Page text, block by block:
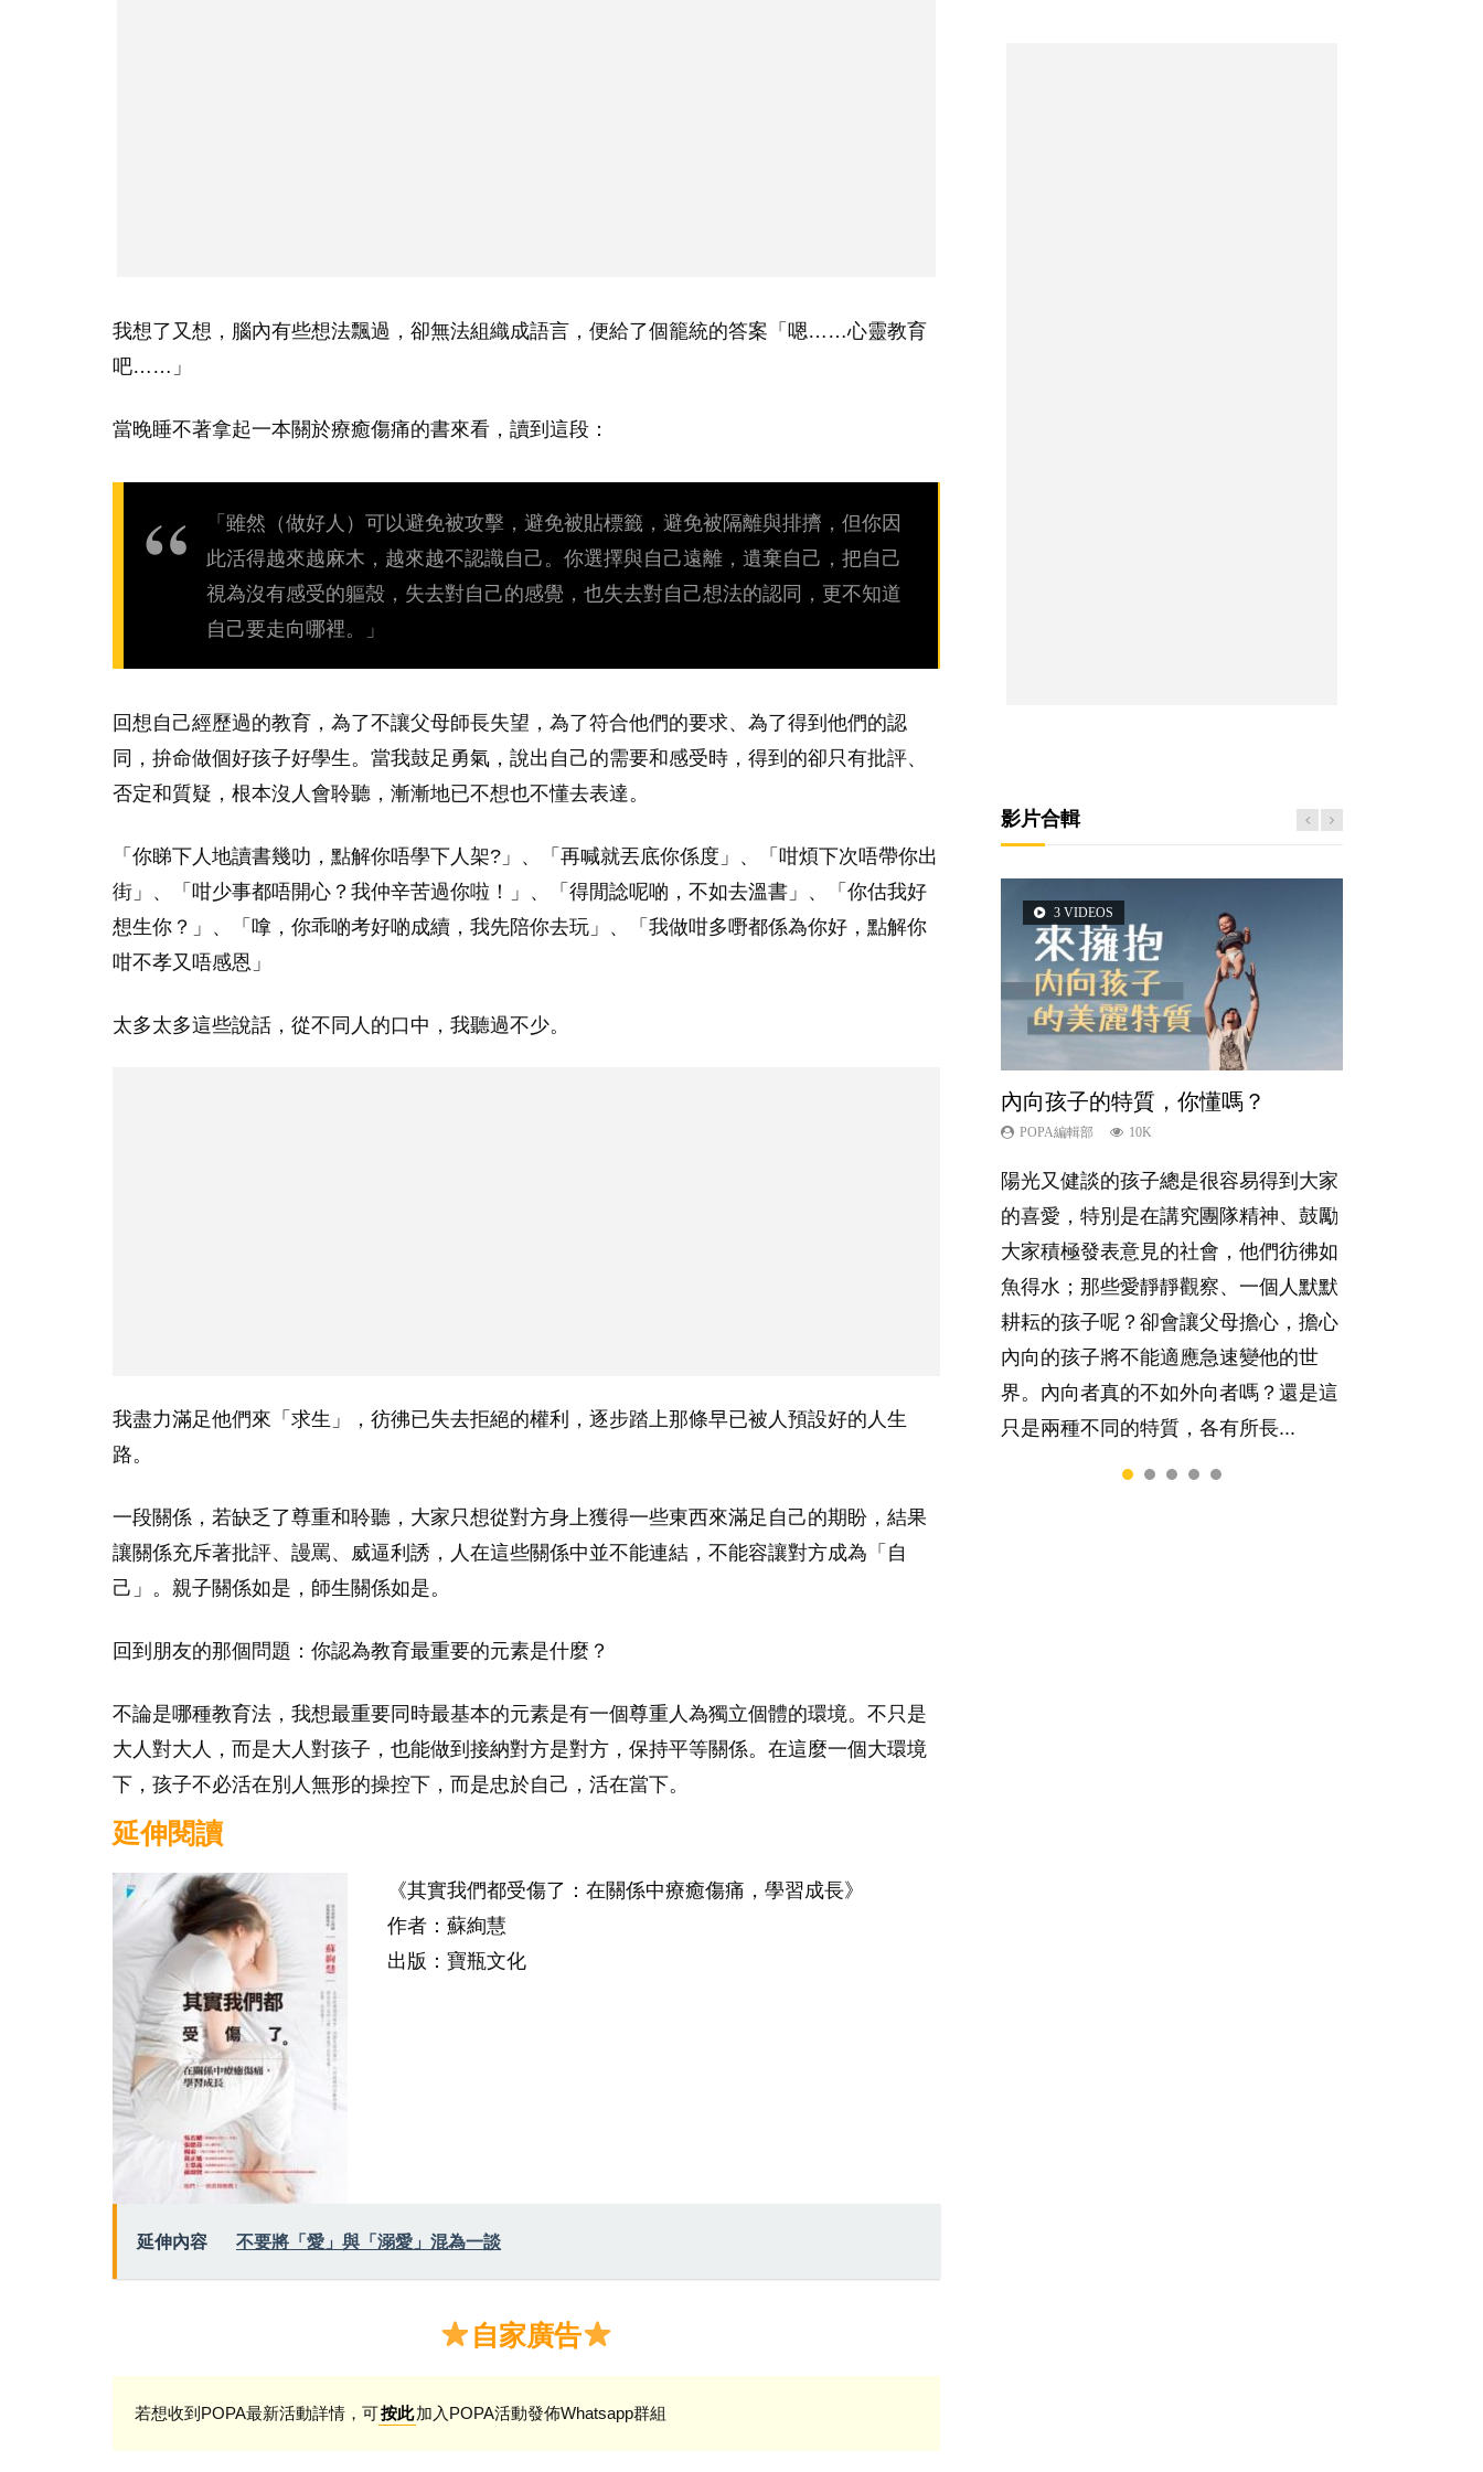
我想了又想，腦內有些想法飄過，卻無法組織成語言，便給了個籠統的答案「嗯……心靈教育
吧……」
當晚睡不著拿起一本關於療癒傷痛的書來看，讀到這段：
「雖然（做好人）可以避免被攻擊，避免被貼標籤，避免被隔離與排擠，但你因
此活得越來越麻木，越來越不認識自己。你選擇與自己遠離，遺棄自己，把自己
視為沒有感受的軀殼，失去對自己的感覺，也失去對自己想法的認同，更不知道
自己要走向哪裡。」
回想自己經歷過的教育，為了不讓父母師長失望，為了符合他們的要求、為了得到他們的認
同，拚命做個好孩子好學生。當我鼓足勇氣，說出自己的需要和感受時，得到的卻只有批評、
否定和質疑，根本沒人會聆聽，漸漸地已不想也不懂去表達。
「你睇下人地讀書幾叻，點解你唔學下人架?」、「再喊就丟底你係度」、「咁煩下次唔帶你出
街」、「咁少事都唔開心？我仲辛苦過你啦！」、「得閒諗呢啲，不如去溫書」、「你估我好
想生你？」、「嗱，你乖啲考好啲成續，我先陪你去玩」、「我做咁多嘢都係為你好，點解你
咁不孝又唔感恩」
太多太多這些說話，從不同人的口中，我聽過不少。
我盡力滿足他們來「求生」，彷彿已失去拒絕的權利，逐步踏上那條早已被人預設好的人生
路。
一段關係，若缺乏了尊重和聆聽，大家只想從對方身上獲得一些東西來滿足自己的期盼，結果
讓關係充斥著批評、謾罵、威逼利誘，人在這些關係中並不能連結，不能容讓對方成為「自
己」。親子關係如是，師生關係如是。
回到朋友的那個問題：你認為教育最重要的元素是什麼？
不論是哪種教育法，我想最重要同時最基本的元素是有一個尊重人為獨立個體的環境。不只是
大人對大人，而是大人對孩子，也能做到接納對方是對方，保持平等關係。在這麼一個大環境
下，孩子不必活在別人無形的操控下，而是忠於自己，活在當下。
延伸閱讀
《其實我們都受傷了：在關係中療癒傷痛，學習成長》
作者：蘇絢慧
出版：寶瓶文化
延伸內容 不要將「愛」與「溺愛」混為一談
自家廣告
若想收到POPA最新活動詳情，可按此加入POPA活動發佈Whatsapp群組
影片合輯
3 VIDEOS
內向孩子的特質，你懂嗎？
POPA編輯部 10K
陽光又健談的孩子總是很容易得到大家
的喜愛，特別是在講究團隊精神、鼓勵
大家積極發表意見的社會，他們彷彿如
魚得水；那些愛靜靜觀察、一個人默默
耕耘的孩子呢？卻會讓父母擔心，擔心
內向的孩子將不能適應急速變他的世
界。內向者真的不如外向者嗎？還是這
只是兩種不同的特質，各有所長...
5 VIDEOS
夫妻必看！經營婚姻，沒捷徑
POPA編輯部 22.9K
你是不是也曾經以為只要跟相愛的人結
婚，就自然能走到白頭，但生了孩子卻
發現事情不如你所料？ 經營婚姻，不
如我們想像的簡單，卻也不是大家說得
那麼難。一起來認識婚姻的真相！...
14 VIDEOS
新手父母不用怕
POPA編輯部 16.3K
相信許多人初為人父母，由懷孕開始到
孩子呱呱落地，心中都有數之不盡的問
題～這裡一次過集合我們以往製作過的
相關短片。 這段路讓我們跟你同行～...
2 VIDEOS
想孩子學好外語，點做好？
POPA編輯部 9.9K
有人話學多種語言越早開始越好，有人
卻說一時間太多語言，會令孩子感到混
淆，到底誰是誰非？聽聽專家怎樣說，
解開語言學習的迷思～...
6 VIDEOS
孩子能力天注定？
POPA編輯部 7.9K
很多父母都希望孩子係個「叻仔叻
女」，學業別太差，日常自理井井有
條。這樣的孩子是萬中無一，還是魚與
熊掌，不能兼得？...